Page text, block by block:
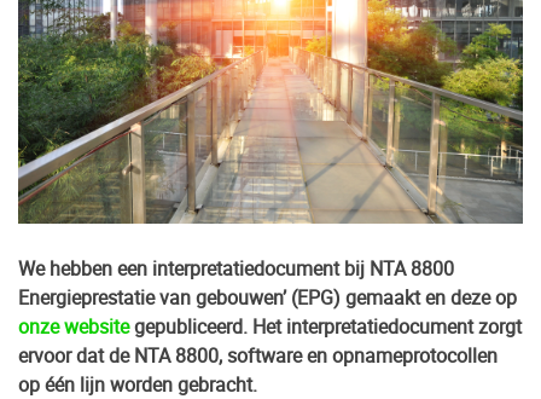
We hebben een interpretatiedocument bij NTA 8800
Energieprestatie van gebouwen’ (EPG) gemaakt en deze op
onze websitegepubliceerd. Het interpretatiedocument zorgt
ervoor dat de NTA 8800, software en opnameprotocollen
op één lijn worden gebracht.